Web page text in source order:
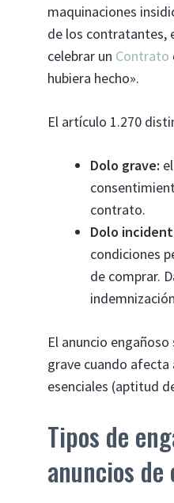
maquinaciones
de los contratantes,
celebrar un Contrato
hubiera hecho».
El artículo 1.270
Dolo grave:
contrato.
Dolo
condiciones
de comprar.
El anuncio
grave cuando
esenciales (aptitud
Tipos de
anuncios de